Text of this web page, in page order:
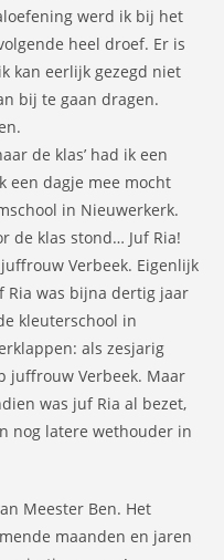
werd ik bij het
heel droef. Er is
kan eerlijk gezegd niet
bij te gaan dragen.
de klas’ had ik een
een dagje mee mocht
in Nieuwerkerk.
de klas stond… Juf Ria!
Verbeek. Eigenlijk
Ria was bijna dertig jaar
kleuterschool in
als zesjarig
juffrouw Verbeek. Maar
was juf Ria al bezet,
nog latere wethouder in
Meester Ben. Het
maanden en jaren